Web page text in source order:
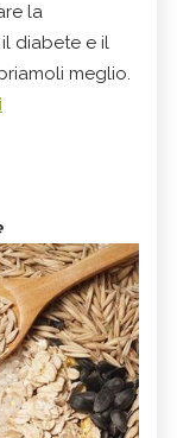
la
diabete e il
meglio.